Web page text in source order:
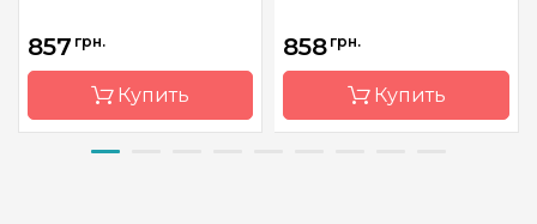
857 грн.
Купить
858 грн.
Купить